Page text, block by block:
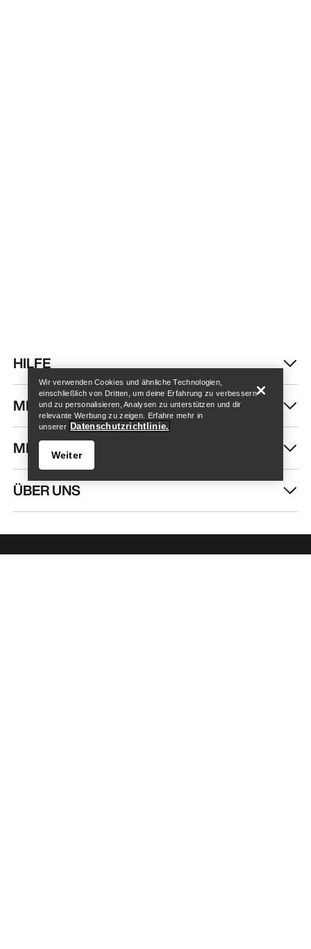
Store finden Help
HILFE
MEIN KONTO
MEHR SHOPPEN
ÜBER UNS
Wir verwenden Cookies und ähnliche Technologien,
einschließlich von Dritten, um deine Erfahrung zu verbessern
und zu personalisieren, Analysen zu unterstützen und dir
relevante Werbung zu zeigen. Erfahre mehr in
unserer Datenschutzrichtlinie.
Weiter